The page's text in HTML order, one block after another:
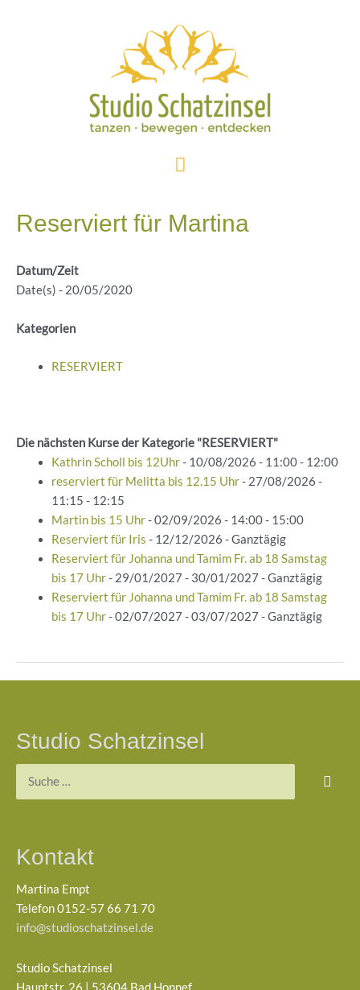
Hauptmenü
Reserviert für Martina
Datum/Zeit
Date(s) - 20/05/2020
Kategorien
RESERVIERT
Die nächsten Kurse der Kategorie "RESERVIERT"
Kathrin Scholl bis 12Uhr- 10/08/2026 - 11:00 - 12:00
reserviert für Melitta bis 12.15 Uhr- 27/08/2026 -
11:15 - 12:15
Martin bis 15 Uhr- 02/09/2026 - 14:00 - 15:00
Reserviert für Iris - 12/12/2026 - Ganztägig
Reserviert für Johanna und Tamim Fr. ab 18 Samstag
bis 17 Uhr- 29/01/2027 - 30/01/2027 - Ganztägig
Reserviert für Johanna und Tamim Fr. ab 18 Samstag
bis 17 Uhr- 02/07/2027 - 03/07/2027 - Ganztägig
Studio Schatzinsel
Kontakt
Martina Empt
Telefon 0152-57 66 71 70
info@studioschatzinsel.de
Studio Schatzinsel
Hauptstr. 26 | 53604 Bad Honnef